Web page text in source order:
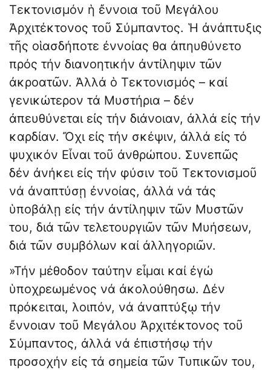
Τεκτονισμόν ἡ ἔννοια τοῦ Μεγάλου
Ἀρχιτέκτονος τοῦ Σύμπαντος. Ἡ ἀνάπτυξις
τῆς οἱασδήποτε ἐννοίας θα ἀπηυθύνετο
πρός τήν διανοητικήν ἀντίληψιν τῶν
ἀκροατῶν. Ἀλλά ὁ Τεκτονισμός – καί
γενικώτερον τά Μυστήρια – δέν
ἀπευθύνεται εἰς τήν διάνοιαν, ἀλλά εἰς τήν
καρδίαν. Ὄχι εἰς τήν σκέψιν, ἀλλά εἰς τό
ψυχικόν Εἶναι τοῦ ἀνθρώπου. Συνεπῶς
δέν ἀνήκει εἰς τήν φύσιν τοῦ Τεκτονισμοῦ
νά ἀναπτύσῃ ἐννοίας, ἀλλά νά τάς
ὑποβάλῃ εἰς τήν ἀντίληψιν τῶν Μυστῶν
του, διά τῶν τελετουργιῶν τῶν Μυήσεων,
διά τῶν συμβόλων καί ἀλληγοριῶν.
»Τήν μέθοδον ταύτην εἶμαι καί ἐγώ
ὑποχρεωμένος νά ἀκολούθη­σω. Δέν
πρόκειται, λοιπόν, νά ἀναπτύξῳ τήν
ἔννοιαν τοῦ Μεγάλου Ἀρχιτέκτονος τοῦ
Σύμπαντος, ἀλλά νά ἐπιστήσῳ τήν
προσοχήν εἰς τά σημεία τῶν Τυπικῶν του,